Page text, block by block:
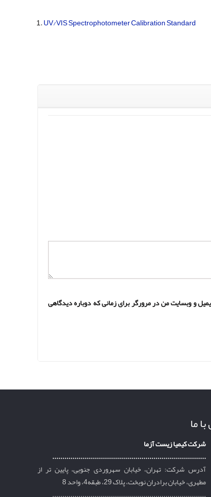
UV/VIS Spectrophotometer Calibration Standard
و وبسایت من در مرورگر برای زمانی که دوباره دیدگاهی
ما
شرکت کیمیا زیست آزما
............................................................................
آدرس شرکت: تهران، خیابان سهروردی جنوبی، پایین تر از
مطهری، خیابان برادران نوبخت، پلاک 29، طبقه4، واحد 8